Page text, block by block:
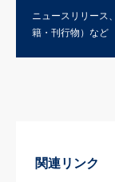
ニュースリリース
籍・刊行物）など
関連リンク